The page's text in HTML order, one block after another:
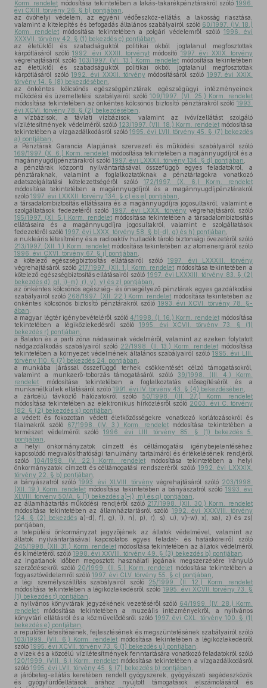
Korm. rendelet módosítása tekintetében a lakás-takarékpénztárakról szóló 1996.
évi CXIII. törvény 26. § b) pontjában
az óvóhelyi védelem, az egyéni védőeszköz-ellátás, a lakosság riasztása,
valamint a kitelepítés és befogadás általános szabályairól szóló 60/1997. (IV. 18.)
Korm. rendelet módosítása tekintetében a polgári védelemről szóló 1996. évi
XXXVII. törvény 42. § (1) bekezdés c) pontjában
az életüktől és szabadságuktól politikai okból jogtalanul megfosztottak
kárpótlásáról szóló 1992. évi XXXII. törvénytmódosító 1997. évi XXIX. törvény
végrehajtásáról szóló 103/1997. (VI. 13.) Korm. rendelet módosítása tekintetében
az életüktől és szabadságuktól politikai okból jogtalanul megfosztottak
kárpótlásáról szóló1992. évi XXXII. törvény módosításáról szóló 1997. évi XXIX.
törvény 14. § (8) bekezdésében
az önkéntes kölcsönös egészségpénztárak egészségügyi intézményeinek
működési és üzemeltetési szabályairól szóló109/1997. (VI. 25.) Korm. rendelet
módosítása tekintetében az önkéntes kölcsönös biztosító pénztárakról szóló 1993.
évi XCVI. törvény 78. § (2) bekezdésében
a vízbázisok, a távlati vízbázisok, valamint az ivóvízellátást szolgáló
vízilétesítmények védelméről szóló 123/1997. (VII. 18.) Korm. rendeletmódosítása
tekintetében a vízgazdálkodásról szóló1995. évi LVII. törvény 45. § (7) bekezdés
a) pontjában
a Pénztárak Garancia Alapjának szervezeti és működési szabályairól szóló
169/1997. (X. 6.) Korm. rendelet módosítása tekintetében a magánnyugdíjról és a
magánnyugdíjpénztárakról szóló 1997. évi LXXXII. törvény 134. § d) pontjában
a pénztárak központi nyilvántartásával összefüggő egyes feladatokról, a
pénztáraknak, valamint a foglalkoztatóknak a pénztártagokra vonatkozó
adatszolgáltatási kötelezettségéről szóló 172/1997. (X. 6.) Korm. rendelet
módosítása tekintetében a magánnyugdíjról és a magánnyugdíjpénztárakról
szóló 1997. évi LXXXII. törvény 134. § c) és e) pontjában
a társadalombiztosítás ellátásaira és a magánnyugdíjra jogosultakról, valamint e
szolgáltatások fedezetéről szóló 1997. évi LXXX. törvény végrehajtásáról szóló
195/1997. (XI. 5.) Korm. rendeletmódosítása tekintetében a társadalombiztosítás
ellátásaira és a magánnyugdíjra jogosultakról, valamint e szolgáltatások
fedezetéről szóló 1997. évi LXXX. törvény 58. § b)–d), g) és h) pontjában
a nukleáris létesítmény és a radioaktív hulladék tároló biztonsági övezetéről szóló
213/1997. (XII. 1.) Korm. rendeletmódosítása tekintetében az atomenergiáról szóló
1996. évi CXVI. törvény 67. § j) pontjában
a kötelező egészségbiztosítás ellátásairól szóló1997. évi LXXXIII. törvény
végrehajtásáról szóló 217/1997. (XII. 1.) Korm. rendelet módosítása tekintetében a
kötelező egészségbiztosítás ellátásairól szóló 1997. évi LXXXIII. törvény 83. § (2)
bekezdés d), g), i)–m), r), v), y) és z) pontjában
az önkéntes kölcsönös egészség- és önsegélyező pénztárak egyes gazdálkodási
szabályairól szóló 268/1997. (XII. 22.) Korm. rendelet módosítása tekintetében az
önkéntes kölcsönös biztosító pénztárakról szóló 1993. évi XCVI. törvény 78. §-
ában
a magyar légtér igénybevételéről szóló 4/1998. (I. 16.) Korm. rendeletmódosítása
tekintetében a légiközlekedésről szóló 1995. évi XCVII. törvény 73. § (1)
bekezdés r) pontjában
a Balaton és a parti zóna nádasainak védelméről, valamint az ezeken folytatott
nádgazdálkodás szabályairól szóló 22/1998. (II. 13.) Korm. rendelet módosítása
tekintetében a környezet védelmének általános szabályairól szóló1995. évi LIII.
törvény 110. § (7) bekezdés 24. pontjában
a munkába járással összefüggő terhek csökkentését célzó támogatásokról,
valamint a munkaerő-toborzás támogatásáról szóló 39/1998. (III. 4.) Korm.
rendelet módosítása tekintetében a foglalkoztatás elősegítéséről és a
munkanélküliek ellátásáról szóló 1991. évi IV. törvény 43. § (4) bekezdésében
a zártcélú távközlő hálózatokról szóló 50/1998. (III. 27.) Korm. rendelet
módosítása tekintetében az elektronikus hírközlésről szóló 2003. évi C. törvény
182. § (2) bekezdés k) pontjában
a védett és fokozottan védett életközösségekre vonatkozó korlátozásokról és
tilalmakról szóló
67/1998. (IV. 3.) Korm. rendeletmódosítása tekintetében a
természet védelméről szóló1996. évi LIII. törvény 85. § (1) bekezdés 5.
pontjában
a helyi önkormányzatok címzett és céltámogatási igénybejelentéséhez
kapcsolódó megvalósíthatósági tanulmány tartalmáról és értékelésének rendjéről
szóló 104/1998. (V. 22.) Korm. rendeletmódosítása tekintetében a helyi
önkormányzatok címzett és céltámogatási rendszeréről szóló 1992. évi LXXXIX.
törvény 22. § b) pontjában
a bányászatról szóló 1993. évi XLVIII. törvény végrehajtásáról szóló 203/1998.
(XII. 19.) Korm. rendeletmódosítása tekintetében a bányászatról szóló 1993. évi
XLVIII. törvény 50/A. § (1) bekezdés a)–j), m) és q) pontjában
az államháztartás működési rendjéről szóló 217/1998. (XII. 30.) Korm. rendelet
módosítása tekintetében az államháztartásról szóló 1992. évi XXXVIII. törvény
124. § (2) bekezdésa)–d), f), g), i), n), p), r), s), u), v)–w), x), xa), z) és zs)
pontjában,
a települési önkormányzat jegyzőjének az állatok védelmével, valamint az
állatok nyilvántartásával kapcsolatos egyes feladat- és hatásköreiről szóló
245/1998. (XII. 31.) Korm. rendeletmódosítása tekintetében az állatok védelméről
és kíméletéről szóló 1998. évi XXVIII. törvény 49. § (3) bekezdés b) pontjában
az ingatlanok időben megosztott használati jogának megszerzésére irányuló
szerződésekről szóló 20/1999. (II. 5.) Korm. rendelet módosítása tekintetében a
fogyasztóvédelemről szóló 1997. évi CLV. törvény 55. § c) pontjában
a légi személyszállítás szabályairól szóló 25/1999. (II. 12.) Korm. rendelet
módosítása tekintetében a légiközlekedésről szóló 1995. évi XCVII. törvény 73. §
(1) bekezdés t) pontjában
a nyilvános könyvtárak jegyzékének vezetéséről szóló 64/1999. (IV. 28.) Korm.
rendelet módosítása tekintetében a muzeális intézményekről, a nyilvános
könyvtári ellátásról és a közművelődésről szóló 1997. évi CXL. törvény 100. § (1)
bekezdés e) pontjában
a repülőtér létesítésének, fejlesztésének és megszüntetésének szabályairól szóló
103/1999. (VII. 6.) Korm. rendelet módosítása tekintetében a légiközlekedésről
szóló 1995. évi XCVII. törvény 73. § (1) bekezdés u) pontjában
a vizek és a közcélú vízilétesítmények fenntartására vonatkozó feladatokról szóló
120/1999. (VIII. 6.) Korm. rendeletmódosítása tekintetében a vízgazdálkodásról
szóló 1995. évi LVII. törvény 45. § (7) bekezdés b) pontjában
a járóbeteg-ellátás keretében rendelt gyógyszerek, gyógyászati segédeszközök
és gyógyfürdőellátások árához nyújtott támogatások elszámolásáról és